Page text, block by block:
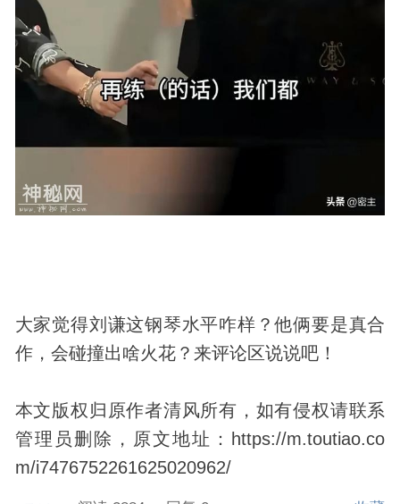
大家觉得刘谦这钢琴水平咋样？他俩要是真合
作，会碰撞出啥火花？来评论区说说吧！
本文版权归原作者清风所有，如有侵权请联系
管理员删除，原文地址：https://m.toutiao.co
m/i7476752261625020962/